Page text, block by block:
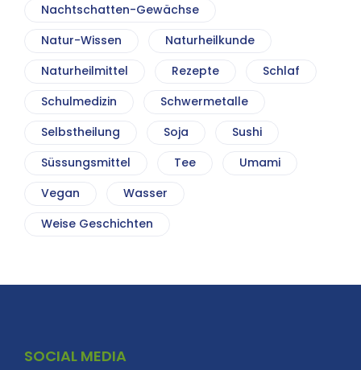
Nachtschatten-Gewächse
Natur-Wissen
Naturheilkunde
Naturheilmittel
Rezepte
Schlaf
Schulmedizin
Schwermetalle
Selbstheilung
Soja
Sushi
Süssungsmittel
Tee
Umami
Vegan
Wasser
Weise Geschichten
SOCIAL MEDIA